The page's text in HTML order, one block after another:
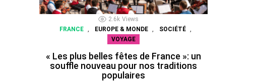
2.6k Views
FRANCE
EUROPE & MONDE SOCIÉTÉ
VOYAGE
« Les plus belles fêtes de France »: un
souffle nouveau pour nos traditions
populaires